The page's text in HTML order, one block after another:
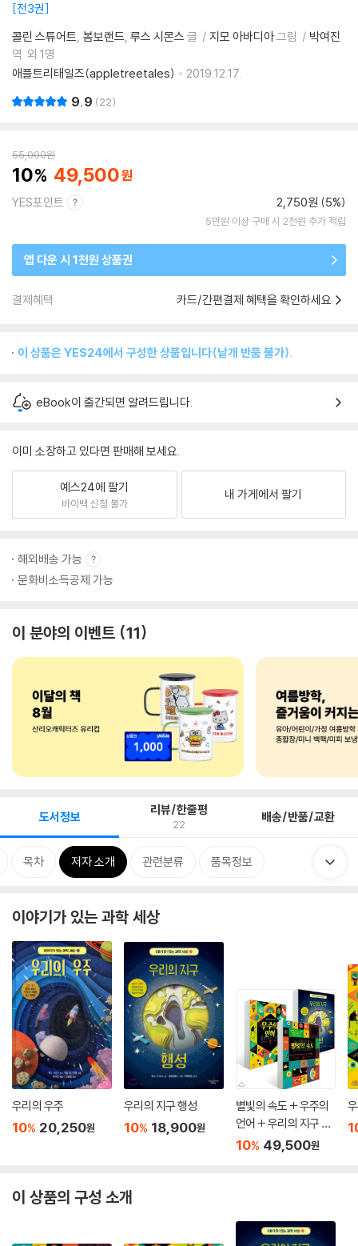
전3권
콜린 스튜어트 봄보랜드 루스 시몬스 글 지모 아바디아그림
박여진
역 외 1명
애플트리태일즈(appletreetales)
2019.12.17.
9.9 22
55,000원
10 49,500
YES포인트 2,750원 (5%)
5만원 이상 구매 시 2천원 추가 적립
앱 다운 시 1천원 상품권
결제혜택 카드/간편결제 혜택을 확인하세요
이 상품은 YES24에서 구성한 상품입니다(낱개 반품 불가).
eBook이 출간되면 알려드립니다.
이미 소장하고 있다면 판매해 보세요.
예스24에 팔기
바이백 신청 불가
내 가게에서 팔기
해외배송 가능
문화비소득공제 가능
이 분야의 이벤트 11
도서정보 리뷰/한줄평
22 배송/반품/교환
목차 저자 소개 관련분류 품목정보
이야기가 있는 과학 세상
우리의 우주
10% 20,250원
우리의 지구 행성
10% 18,900원
별빛의 속도 + 우주의
언어 + 우리의 지구 행
성 세트
10% 49,500원
이 상품의 구성 소개